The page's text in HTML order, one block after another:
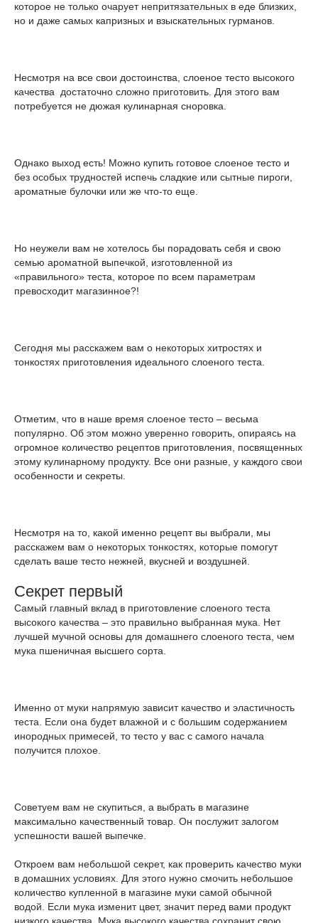
которое не только очарует непритязательных в еде близких,
но и даже самых капризных и взыскательных гурманов.
Несмотря на все свои достоинства, слоеное тесто высокого
качества достаточно сложно приготовить. Для этого вам
потребуется не дюжая кулинарная сноровка.
Однако выход есть! Можно купить готовое слоеное тесто и
без особых трудностей испечь сладкие или сытные пироги,
ароматные булочки или же что-то еще.
Но неужели вам не хотелось бы порадовать себя и свою
семью ароматной выпечкой, изготовленной из
«правильного» теста, которое по всем параметрам
превосходит магазинное?!
Сегодня мы расскажем вам о некоторых хитростях и
тонкостях приготовления идеального слоеного теста.
Отметим, что в наше время слоеное тесто – весьма
популярно. Об этом можно уверенно говорить, опираясь на
огромное количество рецептов приготовления, посвященных
этому кулинарному продукту. Все они разные, у каждого свои
особенности и секреты.
Несмотря на то, какой именно рецепт вы выбрали, мы
расскажем вам о некоторых тонкостях, которые помогут
сделать ваше тесто нежней, вкусней и воздушней.
Секрет первый
Самый главный вклад в приготовление слоеного теста
высокого качества – это правильно выбранная мука. Нет
лучшей мучной основы для домашнего слоеного теста, чем
мука пшеничная высшего сорта.
Именно от муки напрямую зависит качество и эластичность
теста. Если она будет влажной и с большим содержанием
инородных примесей, то тесто у вас с самого начала
получится плохое.
Советуем вам не скупиться, а выбрать в магазине
максимально качественный товар. Он послужит залогом
успешности вашей выпечке.
Откроем вам небольшой секрет, как проверить качество муки
в домашних условиях. Для этого нужно смочить небольшое
количество купленной в магазине муки самой обычной
водой. Если мука изменит цвет, значит перед вами продукт